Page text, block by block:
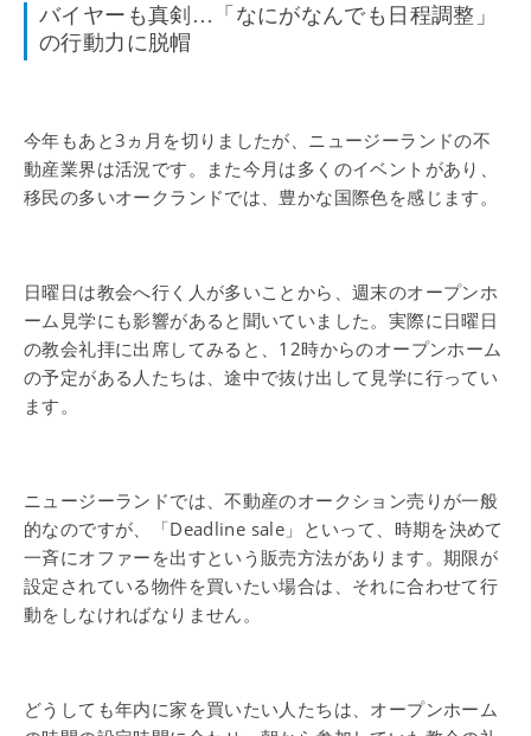
バイヤーも真剣…「なにがなんでも日程調整」
の行動力に脱帽
今年もあと3ヵ月を切りましたが、ニュージーランドの不
動産業界は活況です。また今月は多くのイベントがあり、
移民の多いオークランドでは、豊かな国際色を感じます。
日曜日は教会へ行く人が多いことから、週末のオープンホ
ーム見学にも影響があると聞いていました。実際に日曜日
の教会礼拝に出席してみると、12時からのオープンホーム
の予定がある人たちは、途中で抜け出して見学に行ってい
ます。
ニュージーランドでは、不動産のオークション売りが一般
的なのですが、「Deadline sale」といって、時期を決めて
一斉にオファーを出すという販売方法があります。期限が
設定されている物件を買いたい場合は、それに合わせて行
動をしなければなりません。
どうしても年内に家を買いたい人たちは、オープンホーム